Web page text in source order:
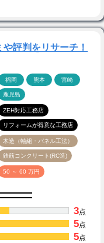
評判をリサーチ！
福岡 熊本 宮崎
鹿児島
ZEH対応工務店
リフォームが得意な工務店
木造（軸組・パネル工法）
鉄筋コンクリート(RC造)
50 ～ 60 万円
3点
5点
5点